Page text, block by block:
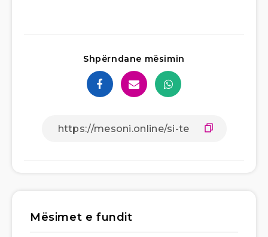
Shpërndane mësimin
Mësimet e fundit